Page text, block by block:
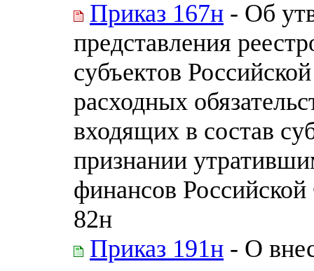
Приказ 167н - Об
представления
субъектов
расходных
входящих в состав
признании
финансов
82н
Приказ 191н - О